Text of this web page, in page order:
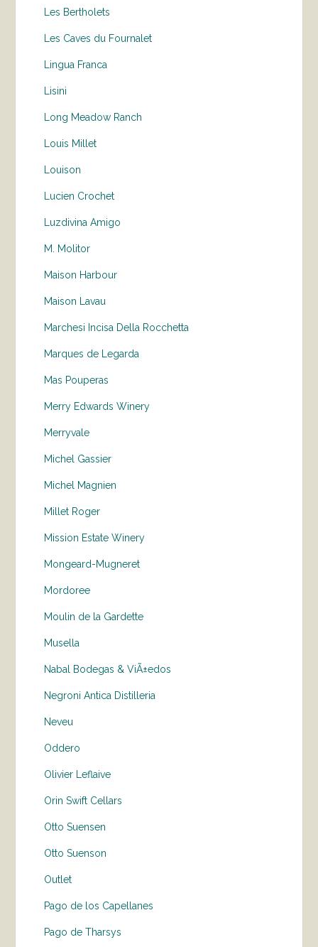
Les Bertholets
Les Caves du Fournalet
Lingua Franca
Lisini
Long Meadow Ranch
Louis Millet
Louison
Lucien Crochet
Luzdivina Amigo
M. Molitor
Maison Harbour
Maison Lavau
Marchesi Incisa Della Rocchetta
Marques de Legarda
Mas Pouperas
Merry Edwards Winery
Merryvale
Michel Gassier
Michel Magnien
Millet Roger
Mission Estate Winery
Mongeard-Mugneret
Mordoree
Moulin de la Gardette
Musella
Nabal Bodegas & ViÃ±edos
Negroni Antica Distilleria
Neveu
Oddero
Olivier Leflaive
Orin Swift Cellars
Otto Suensen
Otto Suenson
Outlet
Pago de los Capellanes
Pago de Tharsys